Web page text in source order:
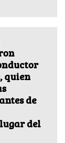
quien
de
del